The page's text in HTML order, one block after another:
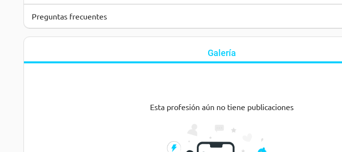
Preguntas frecuentes
Galería
Esta profesión aún no tiene publicaciones